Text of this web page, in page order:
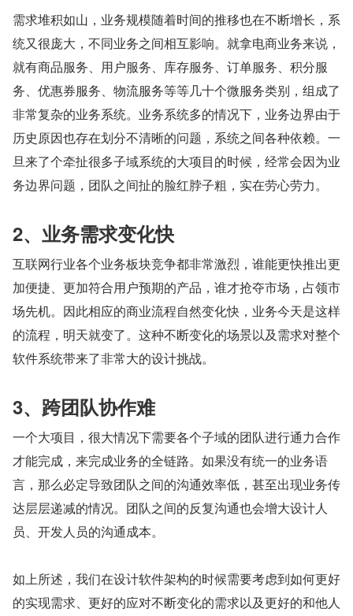
需求堆积如山，业务规模随着时间的推移也在不断增长，系
统又很庞大，不同业务之间相互影响。就拿电商业务来说，
就有商品服务、用户服务、库存服务、订单服务、积分服
务、优惠券服务、物流服务等等几十个微服务类别，组成了
非常复杂的业务系统。业务系统多的情况下，业务边界由于
历史原因也存在划分不清晰的问题，系统之间各种依赖。一
旦来了个牵扯很多子域系统的大项目的时候，经常会因为业
务边界问题，团队之间扯的脸红脖子粗，实在劳心劳力。
2、业务需求变化快
互联网行业各个业务板块竞争都非常激烈，谁能更快推出更
加便捷、更加符合用户预期的产品，谁才抢夺市场，占领市
场先机。因此相应的商业流程自然变化快，业务今天是这样
的流程，明天就变了。这种不断变化的场景以及需求对整个
软件系统带来了非常大的设计挑战。
3、跨团队协作难
一个大项目，很大情况下需要各个子域的团队进行通力合作
才能完成，来完成业务的全链路。如果没有统一的业务语
言，那么必定导致团队之间的沟通效率低，甚至出现业务传
达层层递减的情况。团队之间的反复沟通也会增大设计人
员、开发人员的沟通成本。
如上所述，我们在设计软件架构的时候需要考虑到如何更好
的实现需求、更好的应对不断变化的需求以及更好的和他人